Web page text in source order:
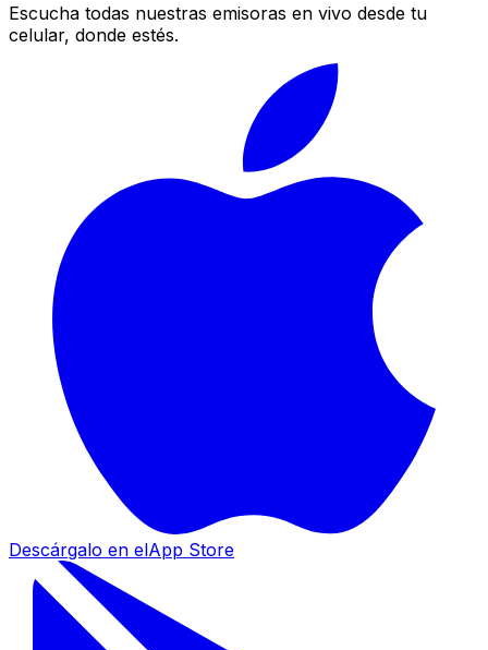
Escucha todas nuestras emisoras en vivo desde tu
celular, donde estés.
Descárgalo en elApp Store